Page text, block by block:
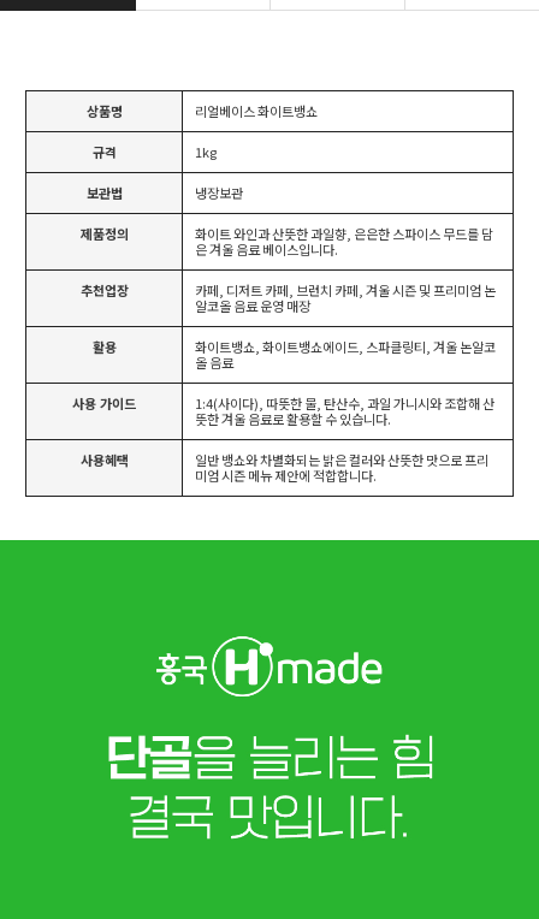
상품명 리얼베이스 화이트뱅쇼
규격 1kg
보관법 냉장보관
제품정의
화이트 와인과 산뜻한 과일향, 은은한 스파이스 무드를 담
은 겨울 음료 베이스입니다.
추천업장
카페, 디저트 카페, 브런치 카페, 겨울 시즌 및 프리미엄 논
알코올 음료 운영 매장
활용
화이트뱅쇼, 화이트뱅쇼에이드, 스파클링티, 겨울 논알코
올 음료
사용 가이드
1:4(사이다), 따뜻한 물, 탄산수, 과일 가니시와 조합해 산
뜻한 겨울 음료로 활용할 수 있습니다.
사용혜택
일반 뱅쇼와 차별화되는 밝은 컬러와 산뜻한 맛으로 프리
미엄 시즌 메뉴 제안에 적합합니다.